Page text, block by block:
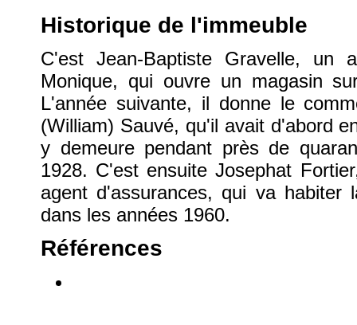
Historique de l'immeuble
C'est Jean-Baptiste Gravelle, un
Monique, qui ouvre un magasin
L'année suivante, il donne le
(William) Sauvé, qu'il avait d'abord
y demeure pendant près de
1928. C'est ensuite Josephat
agent d'assurances, qui va habiter
dans les années 1960.
Références